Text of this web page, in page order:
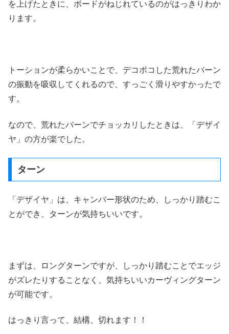
を上げたときに、ボードがねじれているのがはっきりわか
ります。
トーションが柔らかいことで、デコボコした荒れたバーン
の振動を吸収してくれるので、すっごく滑りやすかったで
す。
なので、荒れたバーンでチョッカリしたときは、「デザイ
ヤ」の方が楽でした。
ターン
「デザイヤ」は、キャンバー形状のため、しっかり踏むこ
とができ、ターンが気持ちいいです。
まずは、ロングターンですが、しっかり踏むことでエッジ
がズレたりすることなく、気持ちいいカーヴィングターン
が可能です。
はっきり言って、結構、切れます！！